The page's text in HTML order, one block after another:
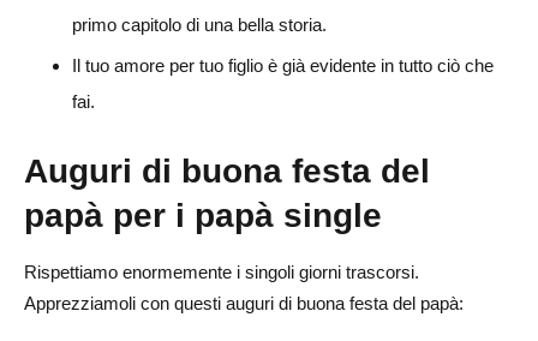
primo capitolo di una bella storia.
Il tuo amore per tuo figlio è già evidente in tutto ciò che
fai.
Auguri di buona festa del
papà per i papà single
Rispettiamo enormemente i singoli giorni trascorsi.
Apprezziamoli con questi auguri di buona festa del papà: